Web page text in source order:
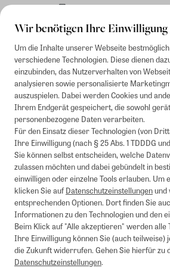
Wir benötigen Ihre Einwilligung
Um die Inhalte unserer Webseite
verschiedene Technologien. Diese dienen
einzubinden, das Nutzerverhalten von
analysieren sowie personalisierte
auszuspielen. Dabei werden Cookies und
Ihrem Endgerät gespeichert, die sowohl
personenbezogene Daten verarbeiten.
Für den Einsatz dieser Technologien (von
Ihre Einwilligung (nach § 25 Abs. 1 TDDDG
Sie können selbst entscheiden, welche
zulassen möchten und dabei gebündelt in
einwilligen oder einzelne Tools erlauben. Um
klicken Sie aufDatenschutzeinstellungenund
entsprechenden Optionen. Dort finden Sie
Informationen zu den Technologien und den
Beim Klick auf "Alle akzeptieren" werden alle
Ihre Einwilligung können Sie (auch
die Zukunft widerrufen. Gehen Sie hierfür zu
Datenschutzeinstellungen.
Rechnung